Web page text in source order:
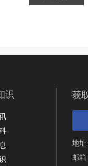
识 获
地址
邮箱